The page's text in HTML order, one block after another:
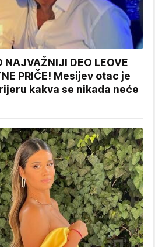
NAJVAŽNIJI DEO LEOVE
PRIČE! Mesijev otac je
kakva se nikada neće